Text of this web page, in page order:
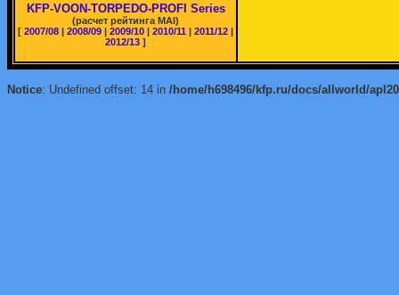
KFP-VOON-TORPEDO-PROFI Series
(расчет рейтинга MAI)
[ 2007/08 | 2008/09 | 2009/10 | 2010/11 | 2011/12 |
2012/13 ]
Notice: Undefined offset: 14 in /home/h698496/kfp.ru/docs/allworld/